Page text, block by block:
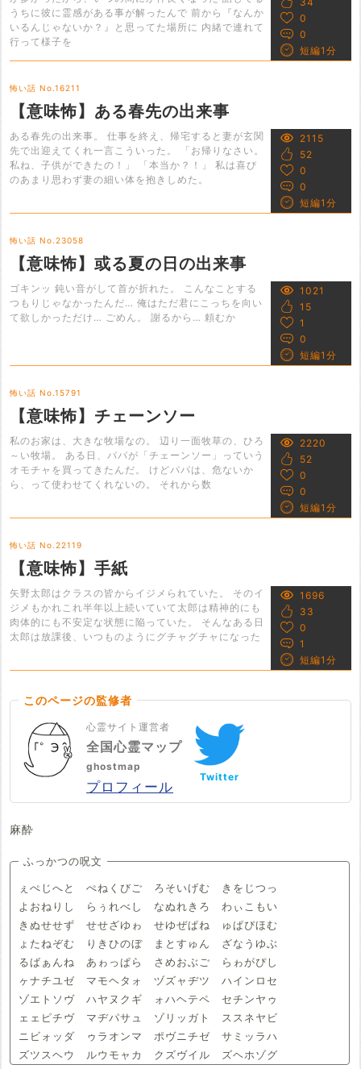
うちに彼に霊感がある事が解ったんで 前から『なんか
いるんじゃないか？』と思ってた場所に 内緒で連れて
行って様子を
0
0
短編1分
怖い話 No.16211
【意味怖】ある春先の出来事
ある春先の出来事。 仕事を終え、帰宅すると妻が玄関
先で出迎えてくれ一言こういった。 「お帰りなさい。
私ね、子供ができたの！」 「本当か？！」 私は喜び
のあまり思わず妻の細い体を抱きしめた。
2115
52
0
0
短編1分
怖い話 No.23058
【意味怖】或る夏の日の出来事
ゴキンッ 鈍い音がして首が折れた。 こんなことする
つもりじゃなかったんだ… 俺はただ君にこっちを向い
て欲しかっただけ… ごめん。 謝るから… 頼むか
1021
15
1
0
短編1分
怖い話 No.15791
【意味怖】チェーンソー
私のお家は、大きな牧場なの。 辺り一面牧草の、ひろ
～い牧場。 ある日、パパが「チェーンソー」っていう
オモチャを買ってきたんだ。 けどパパは、危ないか
ら、って使わせてくれないの。 それから数
2220
52
0
0
短編1分
怖い話 No.22119
【意味怖】手紙
矢野太郎はクラスの皆からイジメられていた。 そのイ
ジメもかれこれ半年以上続いていて太郎は精神的にも
肉体的にも不安定な状態に陥っていた。 そんなある日
太郎は放課後、いつものようにグチャグチャになった
1696
33
0
1
短編1分
このページの監修者
心霊サイト運営者
全国心霊マップ
ghostmap
プロフィール
Twitter
麻酔
ふっかつの呪文
ぇぺじへと ぺねくびご ろそいげむ きをじつっ
よおねりし らぅれべし なぬれきろ わぃこもい
きぬせせず せせざゆゎ せゆぜぱね ゅぱぴほむ
ょたねぞむ りきひのぼ まとすゅん ざなうゆぶ
るばぁんね あゎっぱら さめおぶご らゎがぴし
ヶナチユゼ マモヘタォ ヅズャヂツ ハインロセ
ゾエトソヴ ハヤヌクギ ォハヘテペ セチンヤゥ
ェェピチヴ マヂパサュ ゾリッガト ススネヤビ
ニビォッダ ゥラオンマ ポヴニチゼ サミッラハ
ズツスヘウ ルウモャカ クズヴイル ズヘホゾグ